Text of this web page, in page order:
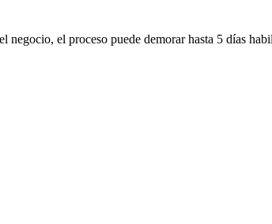
el proceso puede demorar hasta 5 días